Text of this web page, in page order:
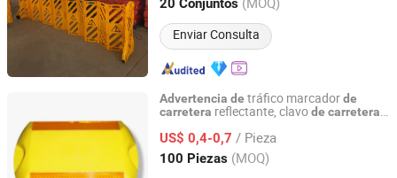
20 Conjuntos
Enviar Consulta
Advertencia de tráfico marcadorde
carretera reflectante, clavode carretera
US$ 0,4-0,7 / Pieza
100 Piezas (MOQ)
Beijing Roadsafe Technology Co., Ltd.
Beijing, China Desde 2017